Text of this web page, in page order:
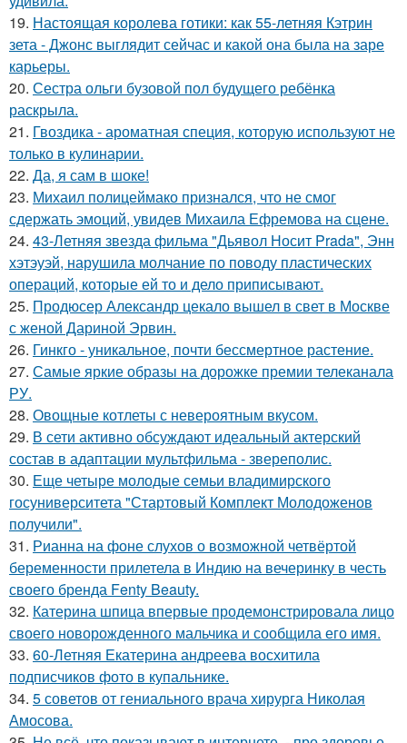
19. Настоящая королева готики: как 55-летняя Кэтрин
зета - Джонс выглядит сейчас и какой она была на заре
карьеры.
20. Сестра ольги бузовой пол будущего ребёнка
раскрыла.
21. Гвоздика - ароматная специя, которую используют не
только в кулинарии.
22. Да, я сам в шоке!
23. Михаил полицеймако признался, что не смог
сдержать эмоций, увидев Михаила Ефремова на сцене.
24. 43-Летняя звезда фильма "Дьявол Носит Prada", Энн
хэтэуэй, нарушила молчание по поводу пластических
операций, которые ей то и дело приписывают.
25. Продюсер Александр цекало вышел в свет в Москве
с женой Дариной Эрвин.
26. Гинкго - уникальное, почти бессмертное растение.
27. Самые яркие образы на дорожке премии телеканала
РУ.
28. Овощные котлеты с невероятным вкусом.
29. В сети активно обсуждают идеальный актерский
состав в адаптации мультфильма - звереполис.
30. Еще четыре молодые семьи владимирского
госуниверситета "Стартовый Комплект Молодоженов
получили".
31. Рианна на фоне слухов о возможной четвёртой
беременности прилетела в Индию на вечеринку в честь
своего бренда Fenty Beauty.
32. Катерина шпица впервые продемонстрировала лицо
своего новорожденного мальчика и сообщила его имя.
33. 60-Летняя Екатерина андреева восхитила
подписчиков фото в купальнике.
34. 5 советов от гениального врача хирурга Николая
Амосова.